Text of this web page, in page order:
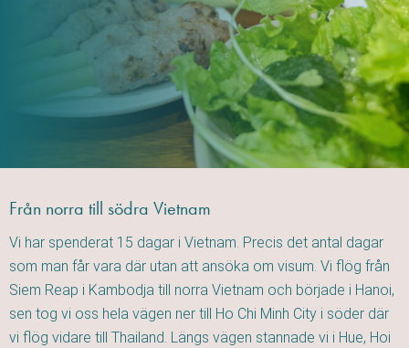
Från norra till södra Vietnam
Vi har spenderat 15 dagar i Vietnam. Precis det antal dagar
som man får vara där utan att ansöka om visum. Vi flög från
Siem Reap i Kambodja till norra Vietnam och började i Hanoi,
sen tog vi oss hela vägen ner till Ho Chi Minh City i söder där
vi flög vidare till Thailand. Längs vägen stannade vi i Hue, Hoi